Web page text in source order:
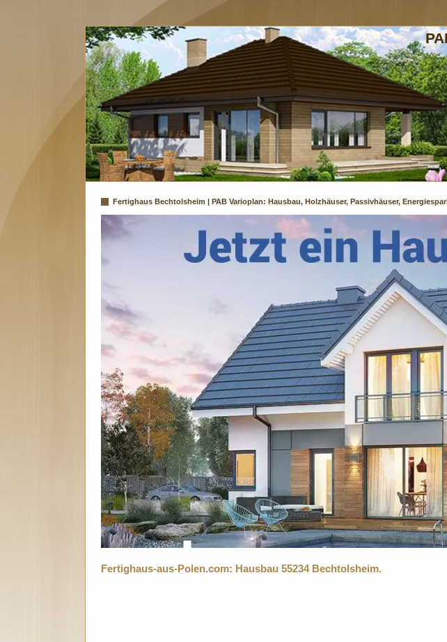
Fertighaus Bechtolsheim | PAB Varioplan: Hausbau, Holzhäuser, Passivhäuser,
Fertighaus-aus-Polen.com: Hausbau 55234 Bechtolsheim.